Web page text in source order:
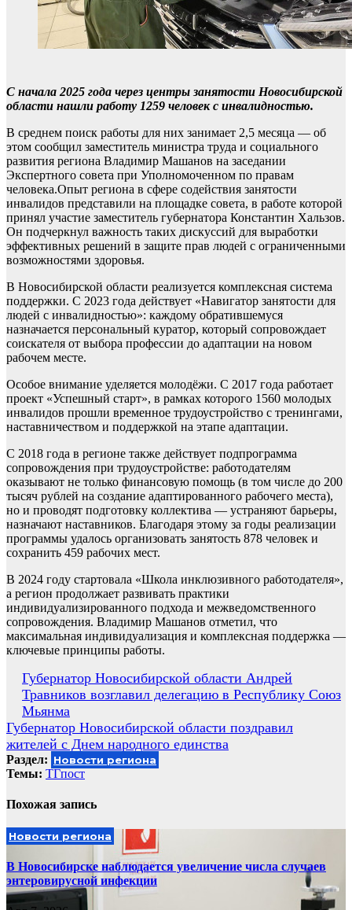
С начала 2025 года через центры занятости Новосибирской
области нашли работу 1259 человек с инвалидностью.
В среднем поиск работы для них занимает 2,5 месяца — об
этом сообщил заместитель министра труда и социального
развития региона Владимир Машанов на заседании
Экспертного совета при Уполномоченном по правам
человека.Опыт региона в сфере содействия занятости
инвалидов представили на площадке совета, в работе которой
принял участие заместитель губернатора Константин Хальзов.
Он подчеркнул важность таких дискуссий для выработки
эффективных решений в защите прав людей с ограниченными
возможностями здоровья.
В Новосибирской области реализуется комплексная система
поддержки. С 2023 года действует «Навигатор занятости для
людей с инвалидностью»: каждому обратившемуся
назначается персональный куратор, который сопровождает
соискателя от выбора профессии до адаптации на новом
рабочем месте.
Особое внимание уделяется молодёжи. С 2017 года работает
проект «Успешный старт», в рамках которого 1560 молодых
инвалидов прошли временное трудоустройство с тренингами,
наставничеством и поддержкой на этапе адаптации.
С 2018 года в регионе также действует подпрограмма
сопровождения при трудоустройстве: работодателям
оказывают не только финансовую помощь (в том числе до 200
тысяч рублей на создание адаптированного рабочего места),
но и проводят подготовку коллектива — устраняют барьеры,
назначают наставников. Благодаря этому за годы реализации
программы удалось организовать занятость 878 человек и
сохранить 459 рабочих мест.
В 2024 году стартовала «Школа инклюзивного работодателя»,
а регион продолжает развивать практики
индивидуализированного подхода и межведомственного
сопровождения. Владимир Машанов отметил, что
максимальная индивидуализация и комплексная поддержка —
ключевые принципы работы.
Навигация
по
записям
Губернатор Новосибирской области Андрей
Травников возглавил делегацию в Республику Союз
Мьянма
Губернатор Новосибирской области поздравил
жителей с Днем народного единства
Раздел: Новости региона
Темы: ТГпост
Похожая запись
Новости региона
В Новосибирске наблюдается увеличение числа случаев
энтеровирусной инфекции